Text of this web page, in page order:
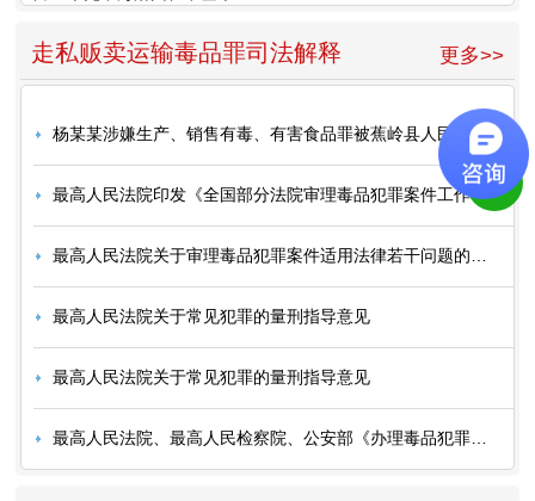
更多>>
走私贩卖运输毒品罪司法解释
杨某某涉嫌生产、销售有毒、有害食品罪被蕉岭县人民检察院提起公诉
最高人民法院印发《全国部分法院审理毒品犯罪案件工作座谈会纪要》的通知
最高人民法院关于常见犯罪的量刑指导意见
最高人民法院关于常见犯罪的量刑指导意见
最高人民法院、最高人民检察院、公安部《办理毒品犯罪案件适用法律若干问题的意见》